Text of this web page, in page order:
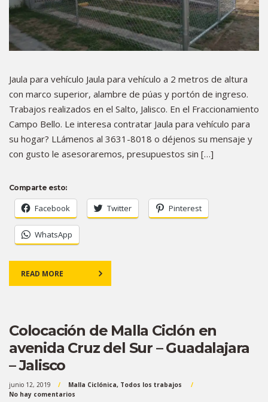
Jaula para vehículo Jaula para vehículo a 2 metros de altura
con marco superior, alambre de púas y portón de ingreso.
Trabajos realizados en el Salto, Jalisco. En el Fraccionamiento
Campo Bello. Le interesa contratar Jaula para vehículo para
su hogar? LLámenos al 3631-8018 o déjenos su mensaje y
con gusto le asesoraremos, presupuestos sin […]
Comparte esto:
Facebook Twitter Pinterest
WhatsApp
READ MORE
Colocación de Malla Ciclón en
avenida Cruz del Sur – Guadalajara
– Jalisco
junio 12, 2019 Malla Ciclónica, Todos los trabajos
No hay comentarios